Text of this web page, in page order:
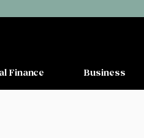
Finance Business